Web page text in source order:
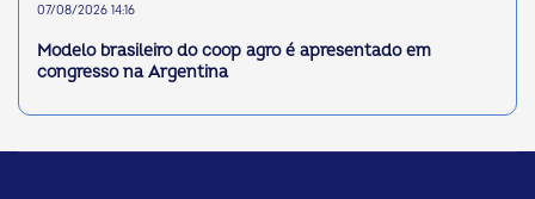
07/08/2026 14:16
Modelo brasileiro do coop agro é apresentado em
congresso na Argentina